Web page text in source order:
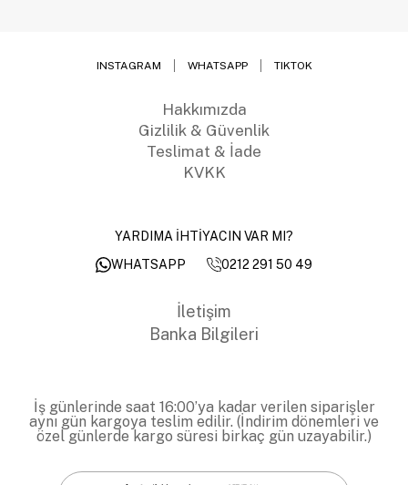
INSTAGRAM WHATSAPP TIKTOK
Hakkımızda
Gizlilik & Güvenlik
Teslimat & İade
KVKK
YARDIMA İHTİYACIN VAR MI?
WHATSAPP
0212 291 50 49
İletişim
Banka Bilgileri
İş günlerinde saat 16:00’ya kadar verilen siparişler
aynı gün kargoya teslim edilir. (İndirim dönemleri ve
özel günlerde kargo süresi birkaç gün uzayabilir.)